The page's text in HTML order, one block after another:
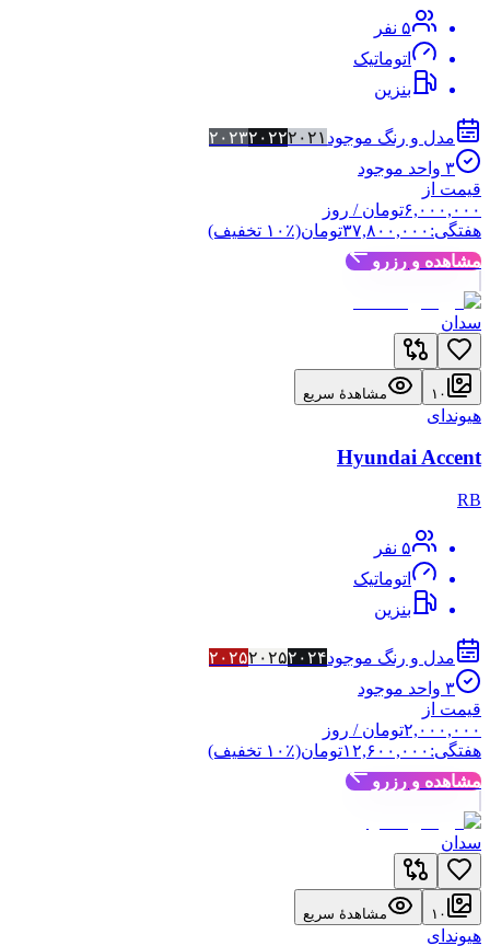
۵ نفر
اتوماتیک
بنزین
مدل و رنگ موجود ۲۰۲۳۲۰۲۲۲۰۲۱
۳ واحد موجود
قیمت از
۶,۰۰۰,۰۰۰تومان / روز
هفتگی: ۳۷,۸۰۰,۰۰۰تومان(٪ ۱۰ تخفیف)
مشاهده و رزرو
سدان
۱۰ مشاهدهٔ سریع
هیوندای
Hyundai Accent
RB
۵ نفر
اتوماتیک
بنزین
مدل و رنگ موجود ۲۰۲۵۲۰۲۵۲۰۲۴
۳ واحد موجود
قیمت از
۲,۰۰۰,۰۰۰تومان / روز
هفتگی: ۱۲,۶۰۰,۰۰۰تومان(٪ ۱۰ تخفیف)
مشاهده و رزرو
سدان
۱۰ مشاهدهٔ سریع
هیوندای